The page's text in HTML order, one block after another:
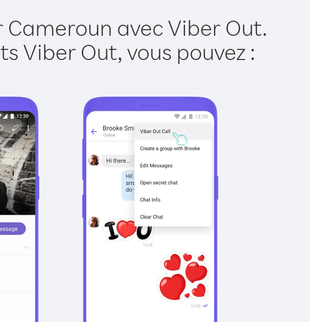
avec Viber Out.
Viber Out, vous pouvez :